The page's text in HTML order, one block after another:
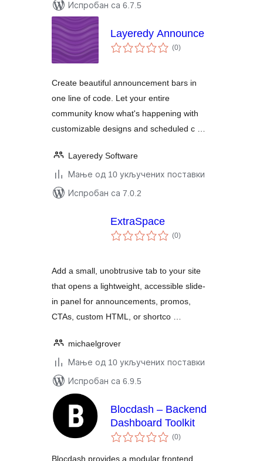
Испробан са 6.7.5
Layeredy Announce
(0укупних
оцена
)
Create beautiful announcement bars in
one line of code. Let your entire
community know what's happening with
customizable designs and scheduled c …
Layeredy Software
Мање од 10 укључених поставки
Испробан са 7.0.2
ExtraSpace
(0укупних
оцена
)
Add a small, unobtrusive tab to your site
that opens a lightweight, accessible slide-
in panel for announcements, promos,
CTAs, custom HTML, or shortco …
michaelgrover
Мање од 10 укључених поставки
Испробан са 6.9.5
Blocdash – Backend
Dashboard Toolkit
(0укупних
оцена
)
Blocdash provides a modular frontend